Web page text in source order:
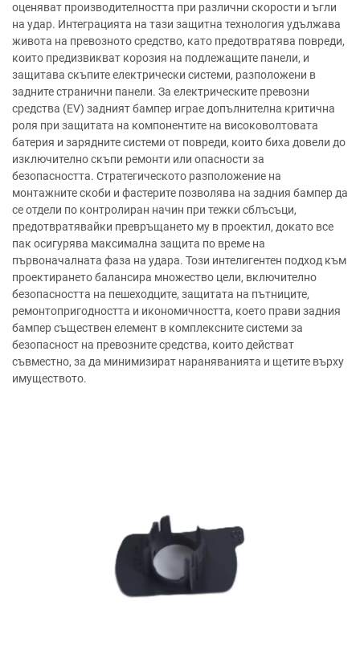
оценяват производителността при различни скорости и ъгли
на удар. Интеграцията на тази защитна технология удължава
живота на превозното средство, като предотвратява повреди,
които предизвикват корозия на подлежащите панели, и
защитава скъпите електрически системи, разположени в
задните странични панели. За електрическите превозни
средства (EV) задният бампер играе допълнителна критична
роля при защитата на компонентите на високоволтовата
батерия и зарядните системи от повреди, които биха довели до
изключително скъпи ремонти или опасности за
безопасността. Стратегическото разположение на
монтажните скоби и фастерите позволява на задния бампер да
се отдели по контролиран начин при тежки сблъсъци,
предотвратявайки превръщането му в проектил, докато все
пак осигурява максимална защита по време на
първоначалната фаза на удара. Този интелигентен подход към
проектирането балансира множество цели, включително
безопасността на пешеходците, защитата на пътниците,
ремонтопригодността и икономичността, което прави задния
бампер съществен елемент в комплексните системи за
безопасност на превозните средства, които действат
съвместно, за да минимизират нараняванията и щетите върху
имуществото.